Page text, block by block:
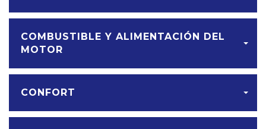
COMBUSTIBLE Y ALIMENTACIÓN DEL
MOTOR
CONFORT